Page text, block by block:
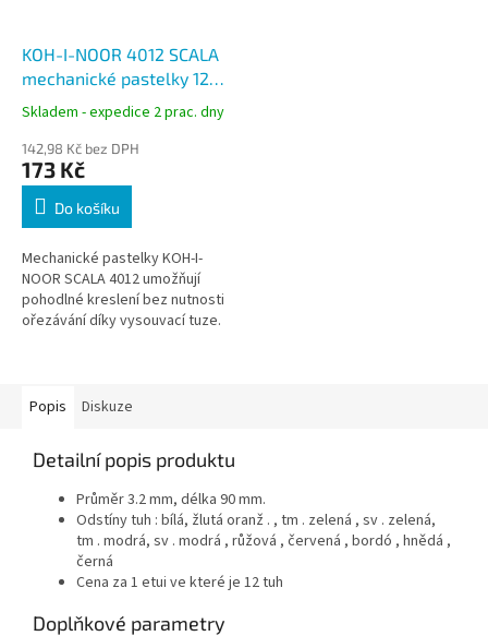
KOH-I-NOOR 4012 SCALA
mechanické pastelky 12
ks, vysouvací, plastová
Skladem - expedice 2 prac. dny
142,98 Kč bez DPH
173 Kč
Do košíku
Mechanické pastelky KOH-I-
NOOR SCALA 4012 umožňují
pohodlné kreslení bez nutnosti
ořezávání díky vysouvací tuze.
Popis
Diskuze
Detailní popis produktu
Průměr 3.2 mm, délka 90 mm.
Odstíny tuh : bílá, žlutá oranž . , tm . zelená , sv . zelená,
tm . modrá, sv . modrá , růžová , červená , bordó , hnědá ,
černá
Cena za 1 etui ve které je 12 tuh
Doplňkové parametry